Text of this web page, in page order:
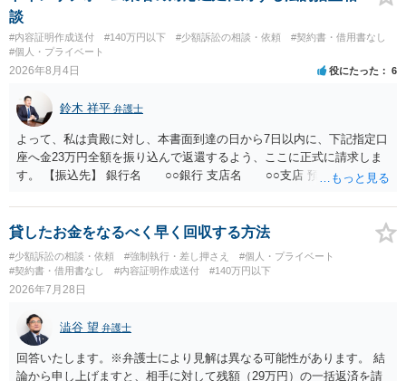
談
#内容証明作成送付 #140万円以下 #少額訴訟の相談・依頼
#契約書・借用書なし
#個人・プライベート
2026年8月4日 役にたった 6
鈴木 祥平 弁護士
よって、私は貴殿に対し、本書面到達の日から7日以内に、下記指定口
座へ金23万円全額を振り込んで返還するよう、ここに正式に請求しま
す。 【振込先】 銀行名 ○○銀行 支店名 ○○支店 預金種別 普通
されない場合には、貴殿には任意に返金する意思がないものと判断
し、やむを得ず、返還金23万円及びこれに対する遅延損害金の支払い
す。 その際には、訴訟に要する費用その他法令上認められる金員につ
いても併せて請求する予定ですので、あらかじめ申し添えます。 本件
求めるものにすぎません。貴殿の仕入先との取引関係や返金時期など
の内部事情は、私に対する返還義務の発生や履行時期には何ら影響を
及ぼすものではありません。 これ以上、本件の解決を不必要に遅延さ
せることなく、誠意をもって速やかに返金手続を履行されるよう、強
貸したお金をなるべく早く回収する方法
#少額訴訟の相談・依頼 #強制執行・差し押さえ
#個人・プライベート
#契約書・借用書なし
#内容証明作成送付 #140万円以下
2026年7月28日
澁谷 望 弁護士
回答いたします。※弁護士により見解は異なる可能性があります。 結
論から申し上げますと、相手に対して残額（29万円）の一括返済を請